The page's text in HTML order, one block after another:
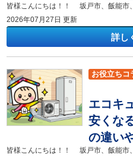
2026年07月27日 更新
詳し
エコキ
安くな
の違い
お役立ちコ
鳩山町
越